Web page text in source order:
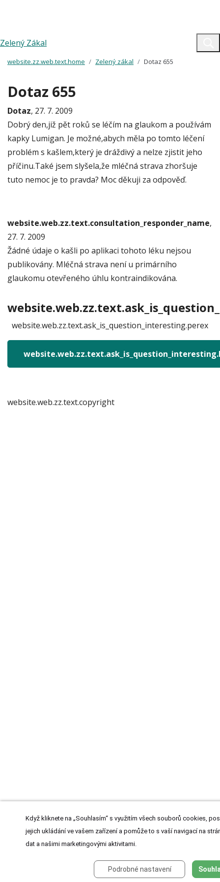
Zelený Zákal
website.zz.web.text.home Zelený zákal Dotaz 655
Dotaz 655
Dotaz, 27. 7. 2009
Dobrý den,již pět roků se léčím na glaukom a používám
kapky Lumigan. Je možné,abych měla po tomto léčení
problém s kašlem,který je dráždivý a nelze zjistit jeho
příčinu.Také jsem slyšela,že mléčná strava zhoršuje
tuto nemoc je to pravda? Moc děkuji za odpověď.
website.web.zz.text.consultation_responder_name,
27. 7. 2009
Žádné údaje o kašli po aplikaci tohoto léku nejsou
publikovány. Mléčná strava není u primárního
glaukomu otevřeného úhlu kontraindikována.
website.web.zz.text.ask_is_question_interesting.perex
website.web.zz.text.copyright
Když kliknete na „Souhlasím“ s využitím všech souborů cookies,
jejich ukládání ve vašem zařízení a pomůže to s vaší navigací na
dat a našimi marketingovými aktivitami.
Podrobné nastavení